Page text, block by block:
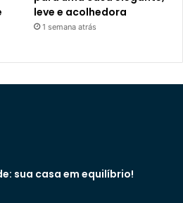
leve e acolhedora
1 semana atrás
sua casa em equilíbrio!